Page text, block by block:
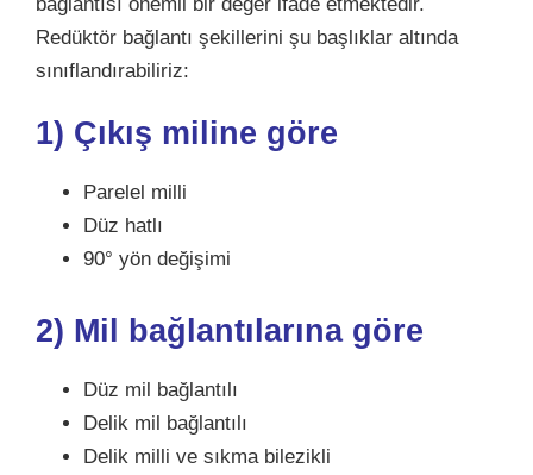
Redüktör bağlantı şekillerini şu başlıklar altında
sınıflandırabiliriz:
1) Çıkış miline göre
Parelel milli
Düz hatlı
90° yön değişimi
2) Mil bağlantılarına göre
Düz mil bağlantılı
Delik mil bağlantılı
Delik milli ve sıkma bilezikli